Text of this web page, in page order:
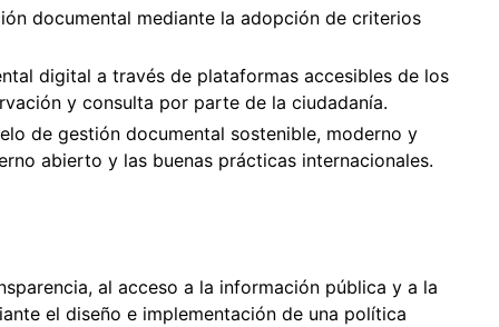
documental mediante la adopción de criterios
digital a través de plataformas accesibles de los
y consulta por parte de la ciudadanía.
de gestión documental sostenible, moderno y
abierto y las buenas prácticas internacionales.
al acceso a la información pública y a la
el diseño e implementación de una política